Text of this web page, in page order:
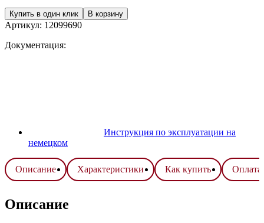
Купить в один клик В корзину
Артикул: 12099690
Документация:
Инструкция по эксплуатации на
немецком
Описание Характеристики Как купить Оплата
Описание